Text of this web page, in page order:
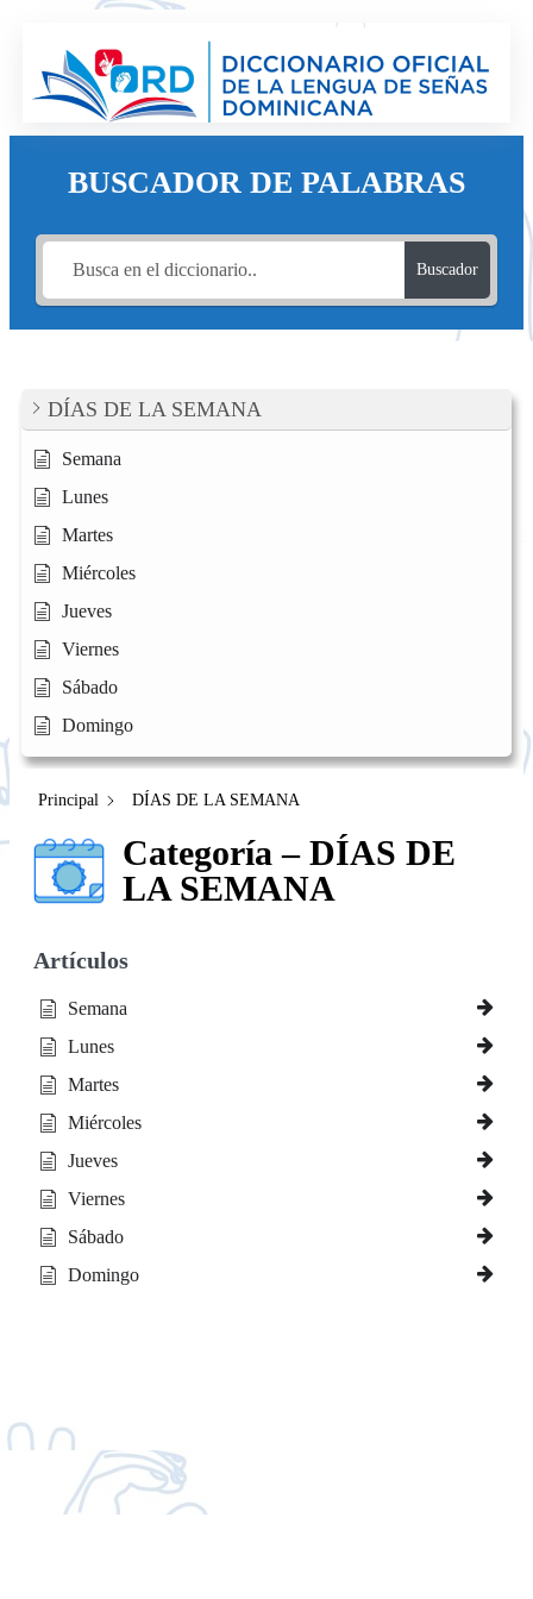
contenido
BUSCADOR DE PALABRAS
Buscador
DÍAS DE LA SEMANA
Semana
Lunes
Martes
Miércoles
Jueves
Viernes
Sábado
Domingo
Principal DÍAS DE LA SEMANA
Categoría – DÍAS DE
LA SEMANA
Artículos
Semana
Lunes
Martes
Miércoles
Jueves
Viernes
Sábado
Domingo